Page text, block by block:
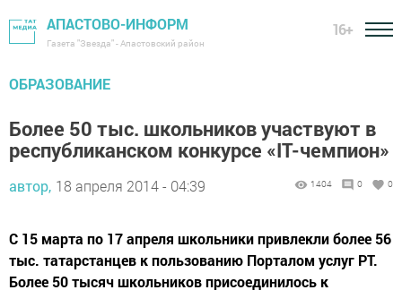
АПАСТОВО-ИНФОРМ
Газета "Звезда" - Апастовский район
16+
ОБРАЗОВАНИЕ
Более 50 тыс. школьников участвуют в
республиканском конкурсе «IT-чемпион»
автор, 18 апреля 2014 - 04:39 1404 0 0
С 15 марта по 17 апреля школьники привлекли более 56
тыс. татарстанцев к пользованию Порталом услуг РТ.
Более 50 тысяч школьников присоединилось к